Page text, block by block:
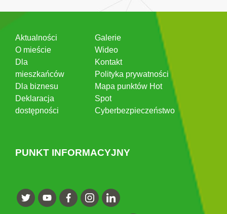
Aktualności
O mieście
Dla
mieszkańców
Dla biznesu
Deklaracja
dostępności
Galerie
Wideo
Kontakt
Polityka prywatności
Mapa punktów Hot
Spot
Cyberbezpieczeństwo
PUNKT INFORMACYJNY